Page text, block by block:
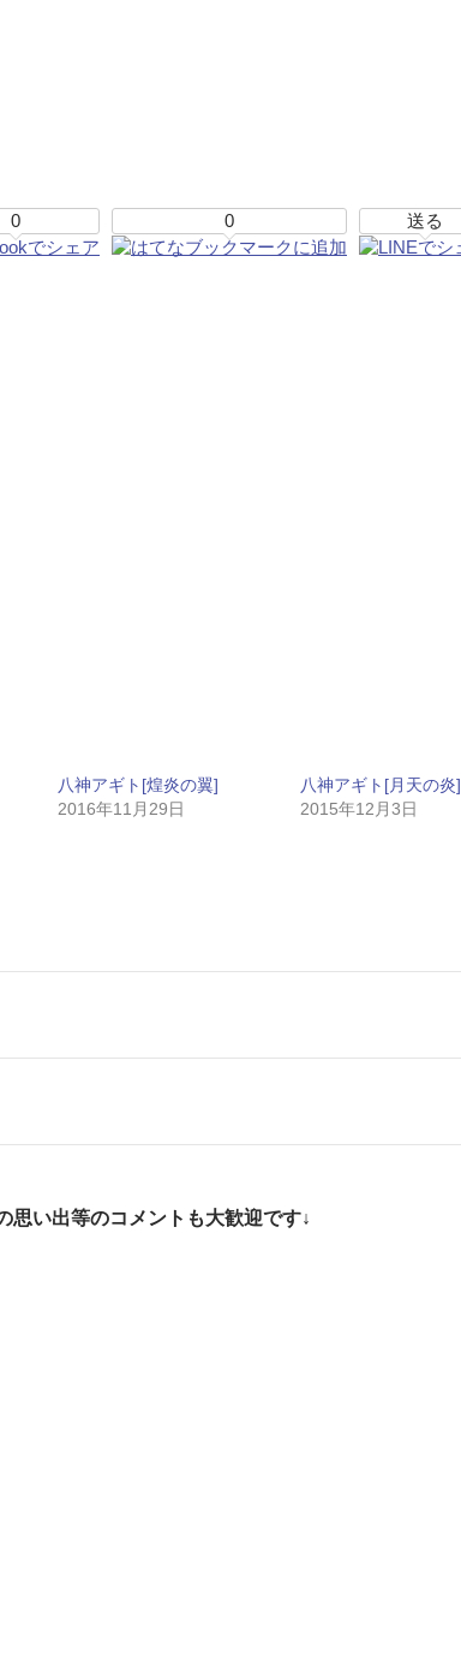
0 0 送る
八神アギト[煌炎の翼]
2016年11月29日
八神アギト[月天の炎]
2015年12月3日
思い出等のコメントも大歓迎です↓